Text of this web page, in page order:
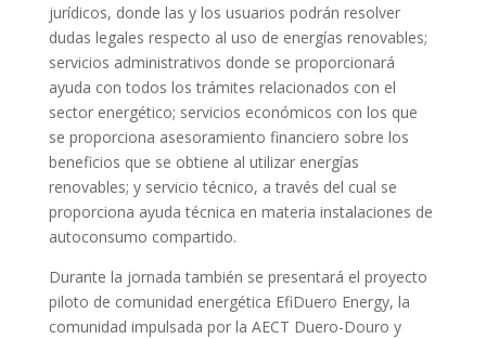
jurídicos, donde las y los usuarios podrán resolver
dudas legales respecto al uso de energías renovables;
servicios administrativos donde se proporcionará
ayuda con todos los trámites relacionados con el
sector energético; servicios económicos con los que
se proporciona asesoramiento financiero sobre los
beneficios que se obtiene al utilizar energías
renovables; y servicio técnico, a través del cual se
proporciona ayuda técnica en materia instalaciones de
autoconsumo compartido.
Durante la jornada también se presentará el proyecto
piloto de comunidad energética EfiDuero Energy, la
comunidad impulsada por la AECT Duero-Douro y